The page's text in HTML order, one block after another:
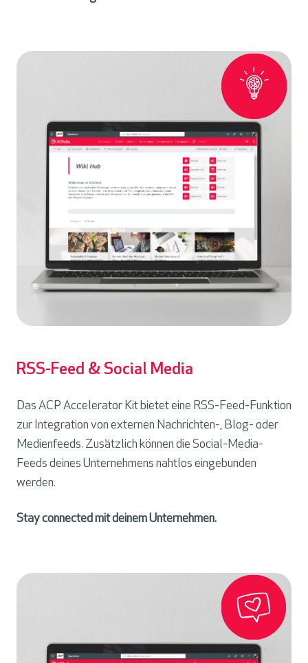
RSS-Feed & Social Media
Das ACP Accelerator Kit bietet eine RSS-Feed-Funktion
zur Integration von externen Nachrichten-, Blog- oder
Medienfeeds. Zusätzlich können die Social-Media-
Feeds deines Unternehmens nahtlos eingebunden
werden.
Stay connected mit deinem Unternehmen.